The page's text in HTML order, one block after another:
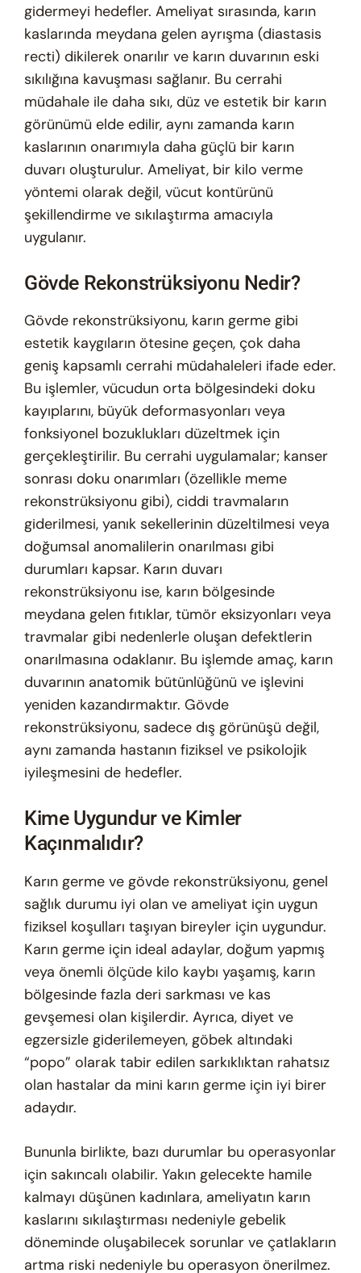
gidermeyi hedefler. Ameliyat sırasında, karın
kaslarında meydana gelen ayrışma (diastasis
recti) dikilerek onarılır ve karın duvarının eski
sıkılığına kavuşması sağlanır. Bu cerrahi
müdahale ile daha sıkı, düz ve estetik bir karın
görünümü elde edilir, aynı zamanda karın
kaslarının onarımıyla daha güçlü bir karın
duvarı oluşturulur. Ameliyat, bir kilo verme
yöntemi olarak değil, vücut kontürünü
şekillendirme ve sıkılaştırma amacıyla
uygulanır.
Gövde Rekonstrüksiyonu Nedir?
Gövde rekonstrüksiyonu, karın germe gibi
estetik kaygıların ötesine geçen, çok daha
geniş kapsamlı cerrahi müdahaleleri ifade eder.
Bu işlemler, vücudun orta bölgesindeki doku
kayıplarını, büyük deformasyonları veya
fonksiyonel bozuklukları düzeltmek için
gerçekleştirilir. Bu cerrahi uygulamalar; kanser
sonrası doku onarımları (özellikle meme
rekonstrüksiyonu gibi), ciddi travmaların
giderilmesi, yanık sekellerinin düzeltilmesi veya
doğumsal anomalilerin onarılması gibi
durumları kapsar. Karın duvarı
rekonstrüksiyonu ise, karın bölgesinde
meydana gelen fıtıklar, tümör eksizyonları veya
travmalar gibi nedenlerle oluşan defektlerin
onarılmasına odaklanır. Bu işlemde amaç, karın
duvarının anatomik bütünlüğünü ve işlevini
yeniden kazandırmaktır. Gövde
rekonstrüksiyonu, sadece dış görünüşü değil,
aynı zamanda hastanın fiziksel ve psikolojik
iyileşmesini de hedefler.
Kime Uygundur ve Kimler
Kaçınmalıdır?
Karın germe ve gövde rekonstrüksiyonu, genel
sağlık durumu iyi olan ve ameliyat için uygun
fiziksel koşulları taşıyan bireyler için uygundur.
Karın germe için ideal adaylar, doğum yapmış
veya önemli ölçüde kilo kaybı yaşamış, karın
bölgesinde fazla deri sarkması ve kas
gevşemesi olan kişilerdir. Ayrıca, diyet ve
egzersizle giderilemeyen, göbek altındaki
“popo” olarak tabir edilen sarkıklıktan rahatsız
olan hastalar da mini karın germe için iyi birer
adaydır.
Bununla birlikte, bazı durumlar bu operasyonlar
için sakıncalı olabilir. Yakın gelecekte hamile
kalmayı düşünen kadınlara, ameliyatın karın
kaslarını sıkılaştırması nedeniyle gebelik
döneminde oluşabilecek sorunlar ve çatlakların
artma riski nedeniyle bu operasyon önerilmez.